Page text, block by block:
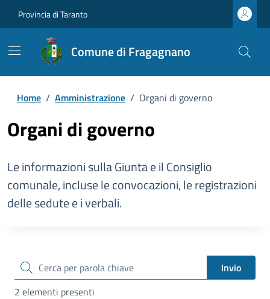
Provincia di Taranto
Comune di Fragagnano
Home / Amministrazione / Organi di governo
Organi di governo
Le informazioni sulla Giunta e il Consiglio
comunale, incluse le convocazioni, le registrazioni
delle sedute e i verbali.
cerca
Invio
2 elementi presenti